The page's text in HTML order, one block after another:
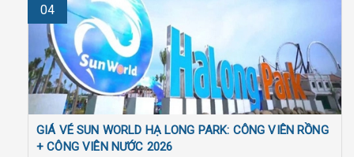
04
GIÁ VÉ SUN WORLD HẠ LONG PARK: CÔNG VIÊN RỒNG
+ CÔNG VIÊN NƯỚC 2026